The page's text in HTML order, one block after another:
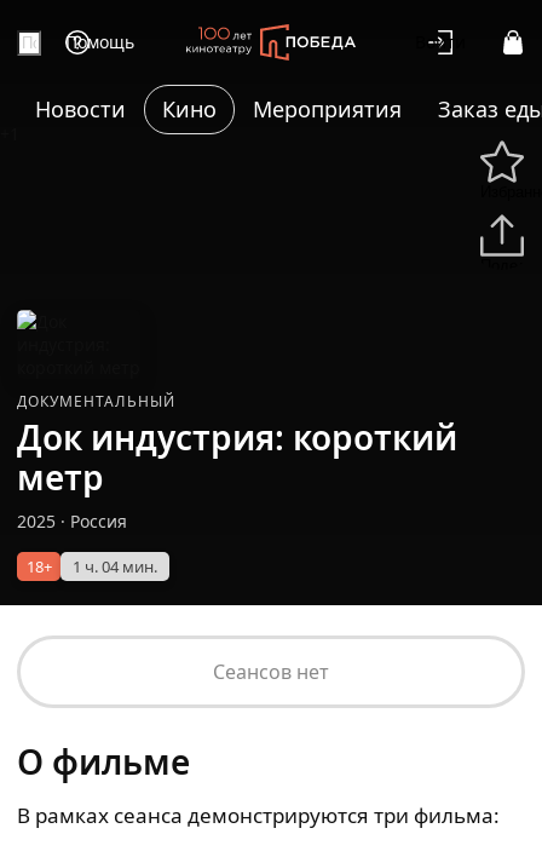
Помощь Войти
Новости Кино Мероприятия Заказ
ДОКУМЕНТАЛЬНЫЙ
Док индустрия: короткий
метр
2025 · Россия
18+ 1 ч. 04 мин.
Сеансов нет
О фильме
В рамках сеанса демонстрируются три фильма: